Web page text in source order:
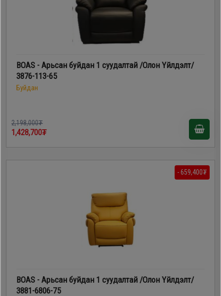
BOAS - Арьсан буйдан 1 суудалтай /Олон Үйлдэлт/
3876-113-65
Буйдан
2,198,000₮
1,428,700₮
- 659,400₮
BOAS - Арьсан буйдан 1 суудалтай /Олон Үйлдэлт/
3881-6806-75